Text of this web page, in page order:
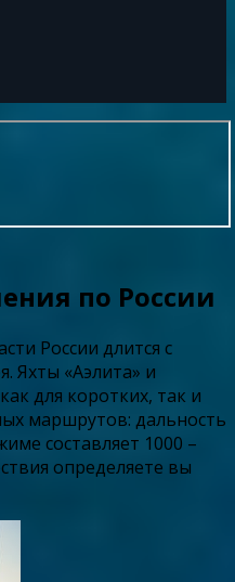
по России
России длится с
Яхты «Аэлита» и
для коротких, так и
маршрутов: дальность
составляет 1000 –
определяете вы